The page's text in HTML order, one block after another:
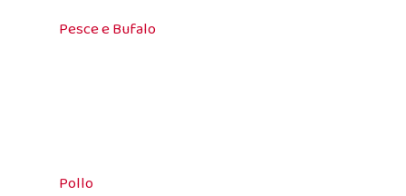
Pesce e Bufalo
Pollo